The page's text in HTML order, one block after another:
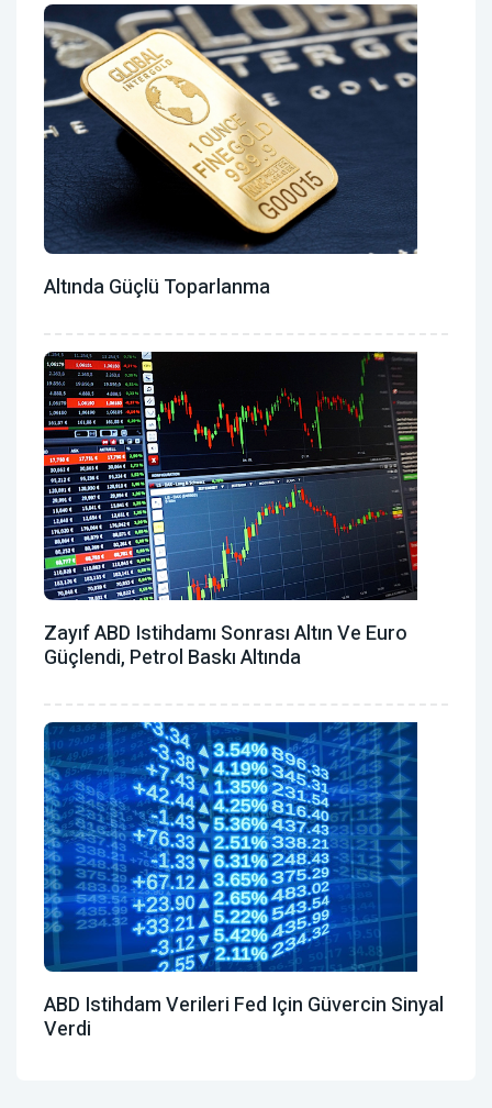
Altında Güçlü Toparlanma
Zayıf ABD Istihdamı Sonrası Altın Ve Euro
Güçlendi, Petrol Baskı Altında
ABD Istihdam Verileri Fed Için Güvercin Sinyal
Verdi